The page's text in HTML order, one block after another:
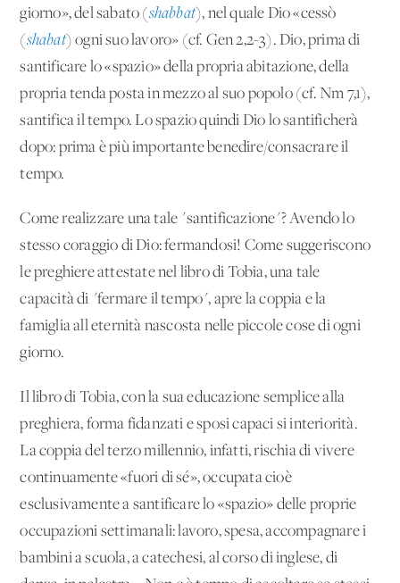
giorno», del sabato (shabbat), nel quale Dio «cessò
(shabat) ogni suo lavoro» (cf. Gen 2,2-3). Dio, prima di
santificare lo «spazio» della propria abitazione, della
propria tenda posta in mezzo al suo popolo (cf. Nm 7,1),
santifica il tempo. Lo spazio quindi Dio lo santificherà
dopo: prima è più importante benedire/consacrare il
tempo.
Come realizzare una tale "santificazione"? Avendo lo
stesso coraggio di Dio: fermandosi! Come suggeriscono
le preghiere attestate nel libro di Tobia, una tale
capacità di "fermare il tempo", apre la coppia e la
famiglia all'eternità nascosta nelle piccole cose di ogni
giorno.
Il libro di Tobia, con la sua educazione semplice alla
preghiera, forma fidanzati e sposi capaci si interiorità.
La coppia del terzo millennio, infatti, rischia di vivere
continuamente «fuori di sé», occupata cioè
esclusivamente a santificare lo «spazio» delle proprie
occupazioni settimanali: lavoro, spesa, accompagnare i
bambini a scuola, a catechesi, al corso di inglese, di